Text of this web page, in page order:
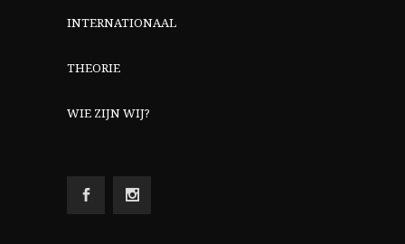
INTERNATIONAAL
THEORIE
WIE ZIJN WIJ?